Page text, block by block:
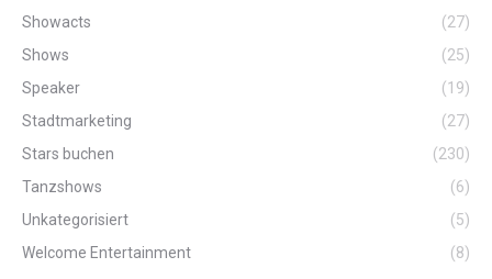
Showacts
(27)
Shows
(25)
Speaker
(19)
Stadtmarketing
(27)
Stars buchen
(230)
Tanzshows
(6)
Unkategorisiert
(5)
Welcome Entertainment
(8)